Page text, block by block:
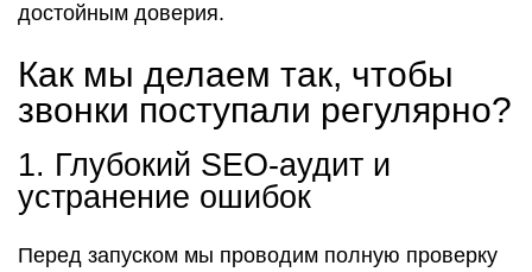
достойным доверия.
Как мы делаем так, чтобы
звонки поступали регулярно?
1. Глубокий SEO-аудит и
устранение ошибок
Перед запуском мы проводим полную проверку